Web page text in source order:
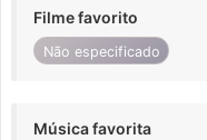
Filme favorito
Não especificado
Música favorita